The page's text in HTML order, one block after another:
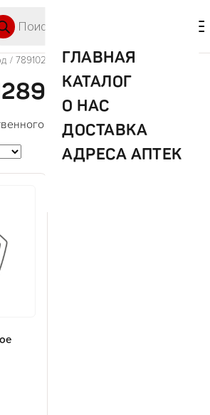
ГЛАВНАЯ
КАТАЛОГ
О НАС
ДОСТАВКА
АДРЕСА АПТЕК
/ 7891024128954
товара